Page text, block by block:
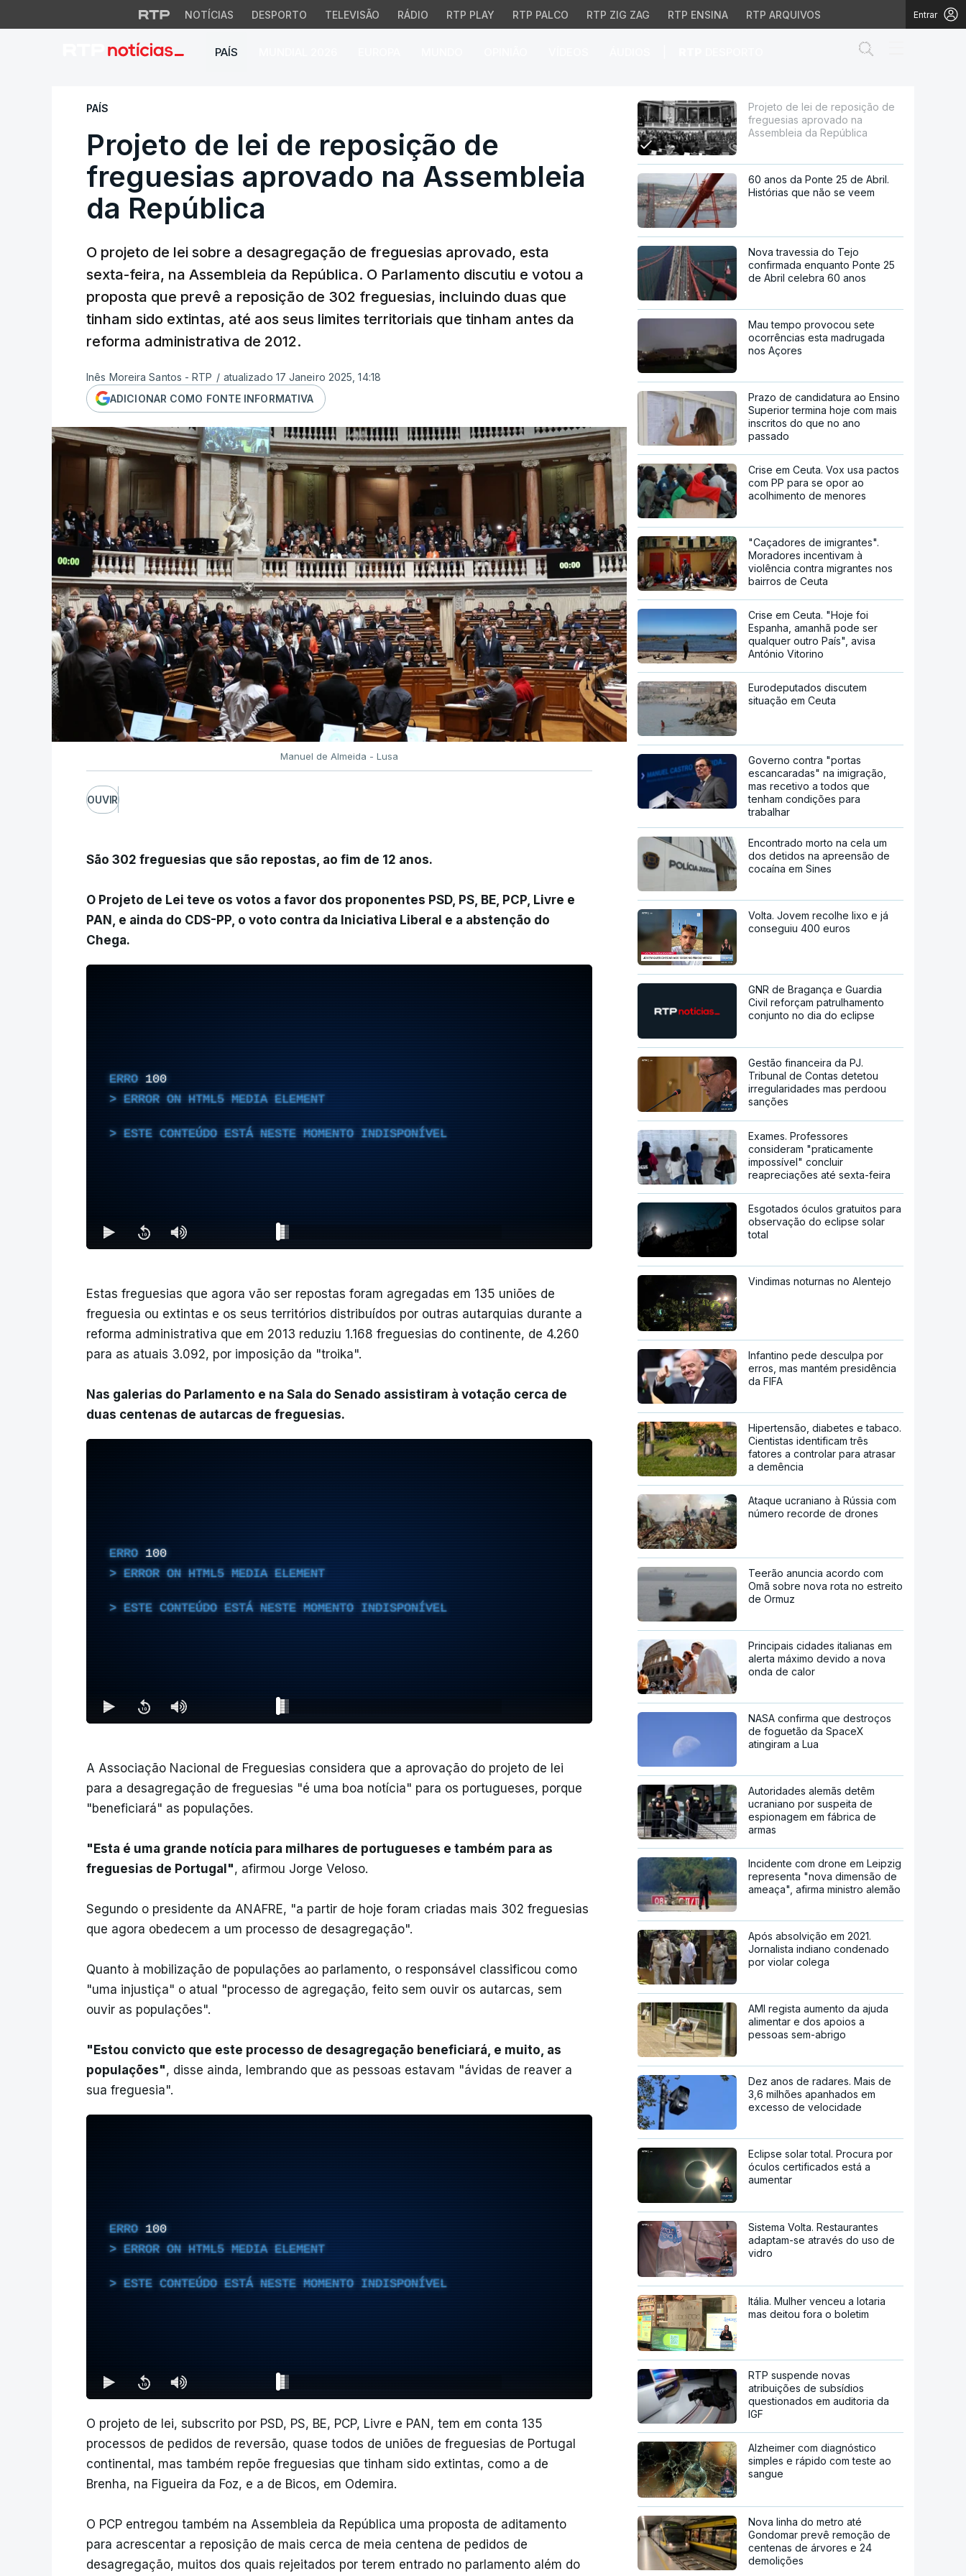
NOTÍCIAS DESPORTO TELEVISÃO RÁDIO RTP PLAY RTP PALCO RTP ZIG ZAG RTP ENSINA RTP ARQUIVOS Entrar
PAÍS
Projeto de lei de reposição de freguesias aprovado na
PAÍS
Projeto de lei de reposição de
freguesias aprovado na Assembleia
da República
O projeto de lei sobre a desagregação de freguesias aprovado, esta
sexta-feira, na Assembleia da República. O Parlamento discutiu e votou a
proposta que prevê a reposição de 302 freguesias, incluindo duas que
tinham sido extintas, até aos seus limites territoriais que tinham antes da
reforma administrativa de 2012.
Inês Moreira Santos - RTP / atualizado 17 Janeiro 2025, 14:18
ADICIONAR COMO FONTE INFORMATIVA
Manuel de Almeida - Lusa
OUVIR
São 302 freguesias que são repostas, ao fim de 12 anos.
O Projeto de Lei teve os votos a favor dos proponentes PSD, PS, BE, PCP, Livre e
PAN, e ainda do CDS-PP, o voto contra da Iniciativa Liberal e a abstenção do
Chega.
ERRO 100
ERROR ON HTML5 MEDIA ELEMENT
ESTE CONTEÚDO ESTÁ NESTE MOMENTO INDISPONÍVEL
Estas freguesias que agora vão ser repostas foram agregadas em 135 uniões de
freguesia ou extintas e os seus territórios distribuídos por outras autarquias durante a
reforma administrativa que em 2013 reduziu 1.168 freguesias do continente, de 4.260
para as atuais 3.092, por imposição da "troika".
Nas galerias do Parlamento e na Sala do Senado assistiram à votação cerca de
duas centenas de autarcas de freguesias.
ERRO 100
ERROR ON HTML5 MEDIA ELEMENT
ESTE CONTEÚDO ESTÁ NESTE MOMENTO INDISPONÍVEL
A Associação Nacional de Freguesias considera que a aprovação do projeto de lei
para a desagregação de freguesias "é uma boa notícia" para os portugueses, porque
"beneficiará" as populações.
"Esta é uma grande notícia para milhares de portugueses e também para as
freguesias de Portugal", afirmou Jorge Veloso.
Segundo o presidente da ANAFRE, "a partir de hoje foram criadas mais 302 freguesias
que agora obedecem a um processo de desagregação".
Quanto à mobilização de populações ao parlamento, o responsável classificou como
"uma injustiça" o atual "processo de agregação, feito sem ouvir os autarcas, sem
ouvir as populações".
"Estou convicto que este processo de desagregação beneficiará, e muito, as
populações", disse ainda, lembrando que as pessoas estavam "ávidas de reaver a
sua freguesia".
ERRO 100
ERROR ON HTML5 MEDIA ELEMENT
ESTE CONTEÚDO ESTÁ NESTE MOMENTO INDISPONÍVEL
O projeto de lei, subscrito por PSD, PS, BE, PCP, Livre e PAN, tem em conta 135
processos de pedidos de reversão, quase todos de uniões de freguesias de Portugal
continental, mas também repõe freguesias que tinham sido extintas, como a de
Brenha, na Figueira da Foz, e a de Bicos, em Odemira.
O PCP entregou também na Assembleia da República uma proposta de aditamento
para acrescentar a reposição de mais cerca de meia centena de pedidos de
desagregação, muitos dos quais rejeitados por terem entrado no parlamento além do
Projeto de lei de reposição de
freguesias aprovado na
Assembleia da República
60 anos da Ponte 25 de Abril.
Histórias que não se veem
Nova travessia do Tejo
confirmada enquanto Ponte 25
de Abril celebra 60 anos
Mau tempo provocou sete
ocorrências esta madrugada
nos Açores
Prazo de candidatura ao Ensino
Superior termina hoje com mais
inscritos do que no ano
passado
Crise em Ceuta. Vox usa pactos
com PP para se opor ao
acolhimento de menores
"Caçadores de imigrantes".
Moradores incentivam à
violência contra migrantes nos
bairros de Ceuta
Crise em Ceuta. "Hoje foi
Espanha, amanhã pode ser
qualquer outro País", avisa
António Vitorino
Eurodeputados discutem
situação em Ceuta
Governo contra "portas
escancaradas" na imigração,
mas recetivo a todos que
tenham condições para
trabalhar
Encontrado morto na cela um
dos detidos na apreensão de
cocaína em Sines
Volta. Jovem recolhe lixo e já
conseguiu 400 euros
GNR de Bragança e Guardia
Civil reforçam patrulhamento
conjunto no dia do eclipse
Gestão financeira da PJ.
Tribunal de Contas detetou
irregularidades mas perdoou
sanções
Exames. Professores
consideram "praticamente
impossível" concluir
reapreciações até sexta-feira
Esgotados óculos gratuitos para
observação do eclipse solar
total
Vindimas noturnas no Alentejo
Infantino pede desculpa por
erros, mas mantém presidência
da FIFA
Hipertensão, diabetes e tabaco.
Cientistas identificam três
fatores a controlar para atrasar
a demência
Ataque ucraniano à Rússia com
número recorde de drones
Teerão anuncia acordo com
Omã sobre nova rota no estreito
de Ormuz
Principais cidades italianas em
alerta máximo devido a nova
onda de calor
NASA confirma que destroços
de foguetão da SpaceX
atingiram a Lua
Autoridades alemãs detêm
ucraniano por suspeita de
espionagem em fábrica de
armas
Incidente com drone em Leipzig
representa "nova dimensão de
ameaça", afirma ministro alemão
Após absolvição em 2021.
Jornalista indiano condenado
por violar colega
AMI regista aumento da ajuda
alimentar e dos apoios a
pessoas sem-abrigo
Dez anos de radares. Mais de
3,6 milhões apanhados em
excesso de velocidade
Eclipse solar total. Procura por
óculos certificados está a
aumentar
Sistema Volta. Restaurantes
adaptam-se através do uso de
vidro
Itália. Mulher venceu a lotaria
mas deitou fora o boletim
RTP suspende novas
atribuições de subsídios
questionados em auditoria da
IGF
Alzheimer com diagnóstico
simples e rápido com teste ao
sangue
Nova linha do metro até
Gondomar prevê remoção de
centenas de árvores e 24
demolições